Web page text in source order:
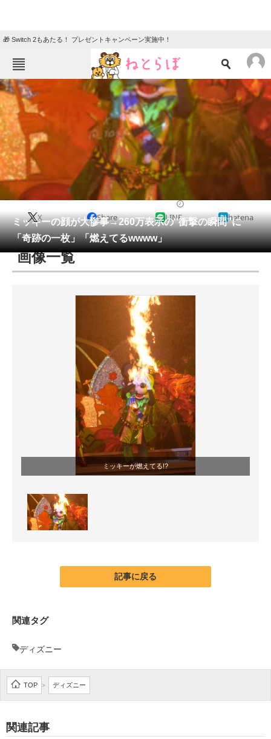
🎁 Switch 2もあたる！ プレゼントキャンペーン実施中！
ねとらぼメニュー
TOP ニュース
エンタメ クイズ
グルメ 地域
住まい 教育・育児
動物 リサーチ
会員記事
メディア
注目記事を集めた総合ページ
ITの今と未来を見通す
進化するPCとデバイスの未来
好きが集まる 比べて選べる
ビジネスと働き方のヒント
AI活用のいまが分かる
企業ITのトレンドを詳説
マーケ×ITの今がよく分かる
ITエンジニア向け専門サイト
電子設計の基本と応用
ミッキーの顔が大惨事→260万表示の“衝撃の瞬間”に
「奇跡の一枚」「燃えてるwwww」
X Share LINE hatena
画像一覧
ミッキーが燃えてる!?
記事に戻る
関連タグ
ディズニー
TOP > ディズニー
関連記事